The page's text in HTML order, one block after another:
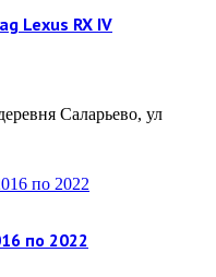
Lexus RX IV
Саларьево, ул
по 2022